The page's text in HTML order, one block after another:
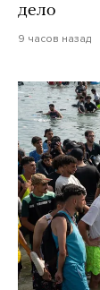
дело
9 часов назад